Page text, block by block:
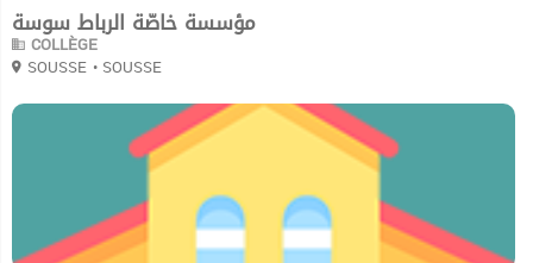
مؤسسة خاصّة الرباط سوسة
COLLÈGE
SOUSSE • SOUSSE